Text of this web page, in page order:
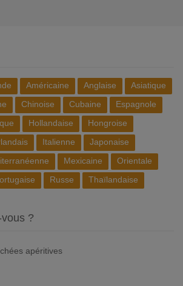
Américaine Anglaise
Asiatique
Chinoise Cubaine
Espagnole
Hollandaise
Hongroise
Italienne
Japonaise
Mexicaine
Orientale
Russe Thaïlandaise
?
apéritives